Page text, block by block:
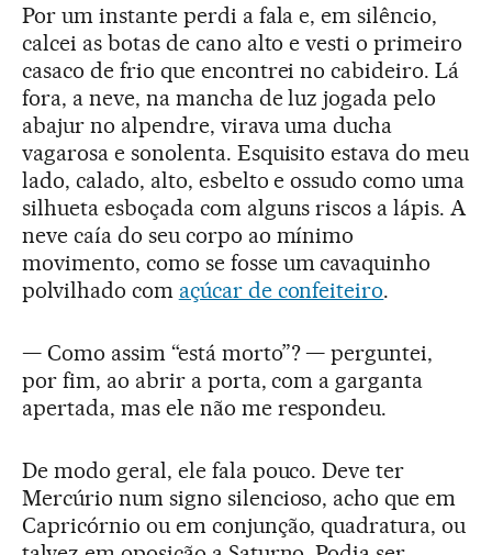
Por um instante perdi a fala e, em silêncio,
calcei as botas de cano alto e vesti o primeiro
casaco de frio que encontrei no cabideiro. Lá
fora, a neve, na mancha de luz jogada pelo
abajur no alpendre, virava uma ducha
vagarosa e sonolenta. Esquisito estava do meu
lado, calado, alto, esbelto e ossudo como uma
silhueta esboçada com alguns riscos a lápis. A
neve caía do seu corpo ao mínimo
movimento, como se fosse um cavaquinho
polvilhado com açúcar de confeiteiro.
— Como assim “está morto”? — perguntei,
por fim, ao abrir a porta, com a garganta
apertada, mas ele não me respondeu.
De modo geral, ele fala pouco. Deve ter
Mercúrio num signo silencioso, acho que em
Capricórnio ou em conjunção, quadratura, ou